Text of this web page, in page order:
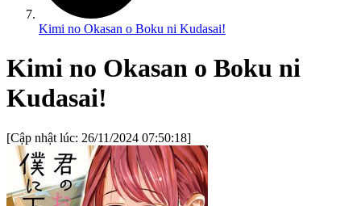
Kimi no Okasan o Boku ni Kudasai!
Kimi no Okasan o Boku ni
Kudasai!
[Cập nhật lúc: 26/11/2024 07:50:18]